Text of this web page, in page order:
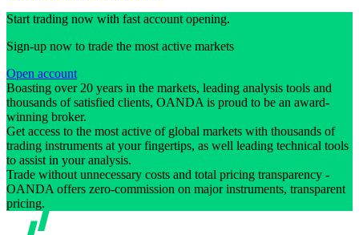
Start trading now with fast account opening.
Sign-up now to trade the most active markets
Open account
Boasting over 20 years in the markets, leading analysis tools and
thousands of satisfied clients, OANDA is proud to be an award-
winning broker.
Get access to the most active of global markets with thousands of
trading instruments at your fingertips, as well leading technical tools
to assist in your analysis.
Trade without unnecessary costs and total pricing transparency -
OANDA offers zero-commission on major instruments, transparent
pricing.